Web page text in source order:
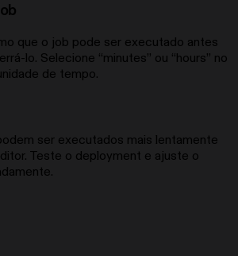
que o job pode ser executado antes
lo. Selecione “minutes” ou “hours” no
de tempo.
ser executados mais lentamente
Teste o deployment e ajuste o